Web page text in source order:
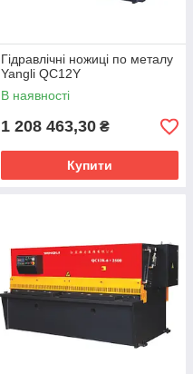
Гідравлічні ножиці по металу
Yangli QC12Y
В наявності
1 208 463,30 ₴
Купити